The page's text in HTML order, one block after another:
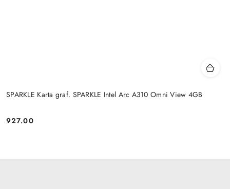
SPARKLE Karta graf. SPARKLE Intel Arc A310 Omni View 4GB
Cena:
927.00